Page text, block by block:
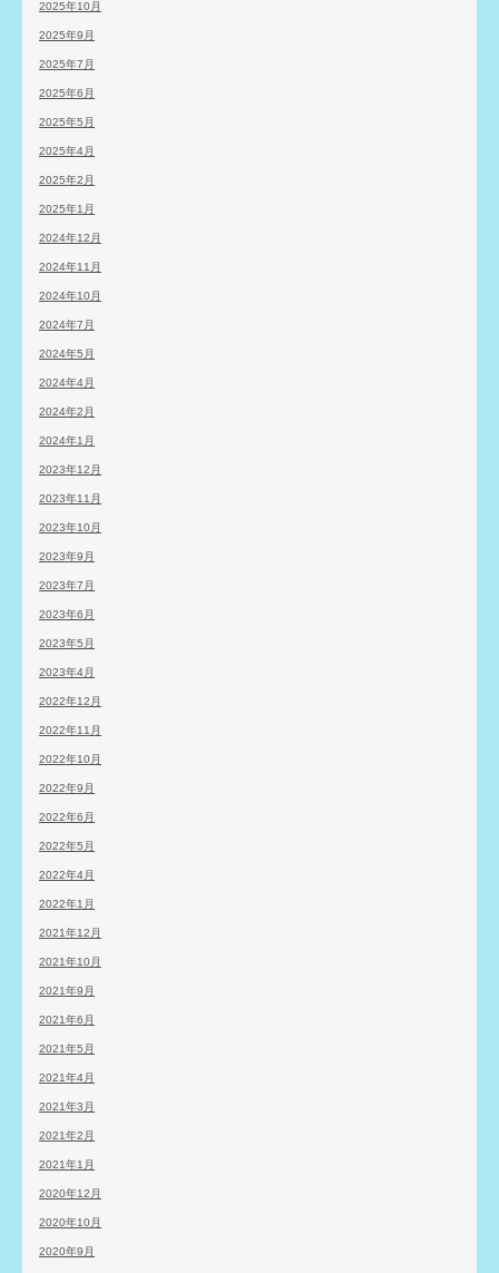
2025年10月
2025年9月
2025年7月
2025年6月
2025年5月
2025年4月
2025年2月
2025年1月
2024年12月
2024年11月
2024年10月
2024年7月
2024年5月
2024年4月
2024年2月
2024年1月
2023年12月
2023年11月
2023年10月
2023年9月
2023年7月
2023年6月
2023年5月
2023年4月
2022年12月
2022年11月
2022年10月
2022年9月
2022年6月
2022年5月
2022年4月
2022年1月
2021年12月
2021年10月
2021年9月
2021年6月
2021年5月
2021年4月
2021年3月
2021年2月
2021年1月
2020年12月
2020年10月
2020年9月